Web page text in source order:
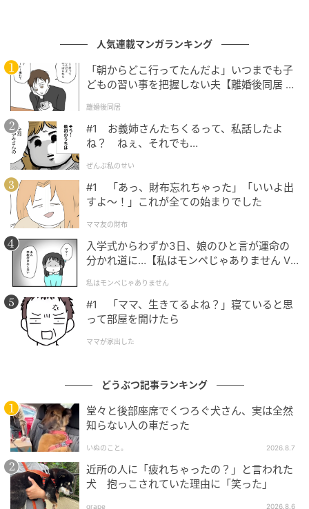
人気連載マンガランキング
「朝からどこ行ってたんだよ」いつまでも子
どもの習い事を把握しない夫【離婚後同居 Vo
離婚後同居
#1 お義姉さんたちくるって、私話したよ
ね？ ねぇ、それでも…
ぜんぶ私のせい
#1 「あっ、財布忘れちゃった」「いいよ出
すよ〜！」これが全ての始まりでした
ママ友の財布
入学式からわずか3日、娘のひと言が運命の
分かれ道に…【私はモンペじゃありません Vo
私はモンペじゃありません
#1 「ママ、生きてるよね？」寝ていると思
って部屋を開けたら
ママが家出した
どうぶつ記事ランキング
堂々と後部座席でくつろぐ犬さん、実は全然
知らない人の車だった
いぬのこと。 2026.8.7
近所の人に「疲れちゃったの？」と言われた
犬 抱っこされていた理由に「笑った」
grape 2026.8.6